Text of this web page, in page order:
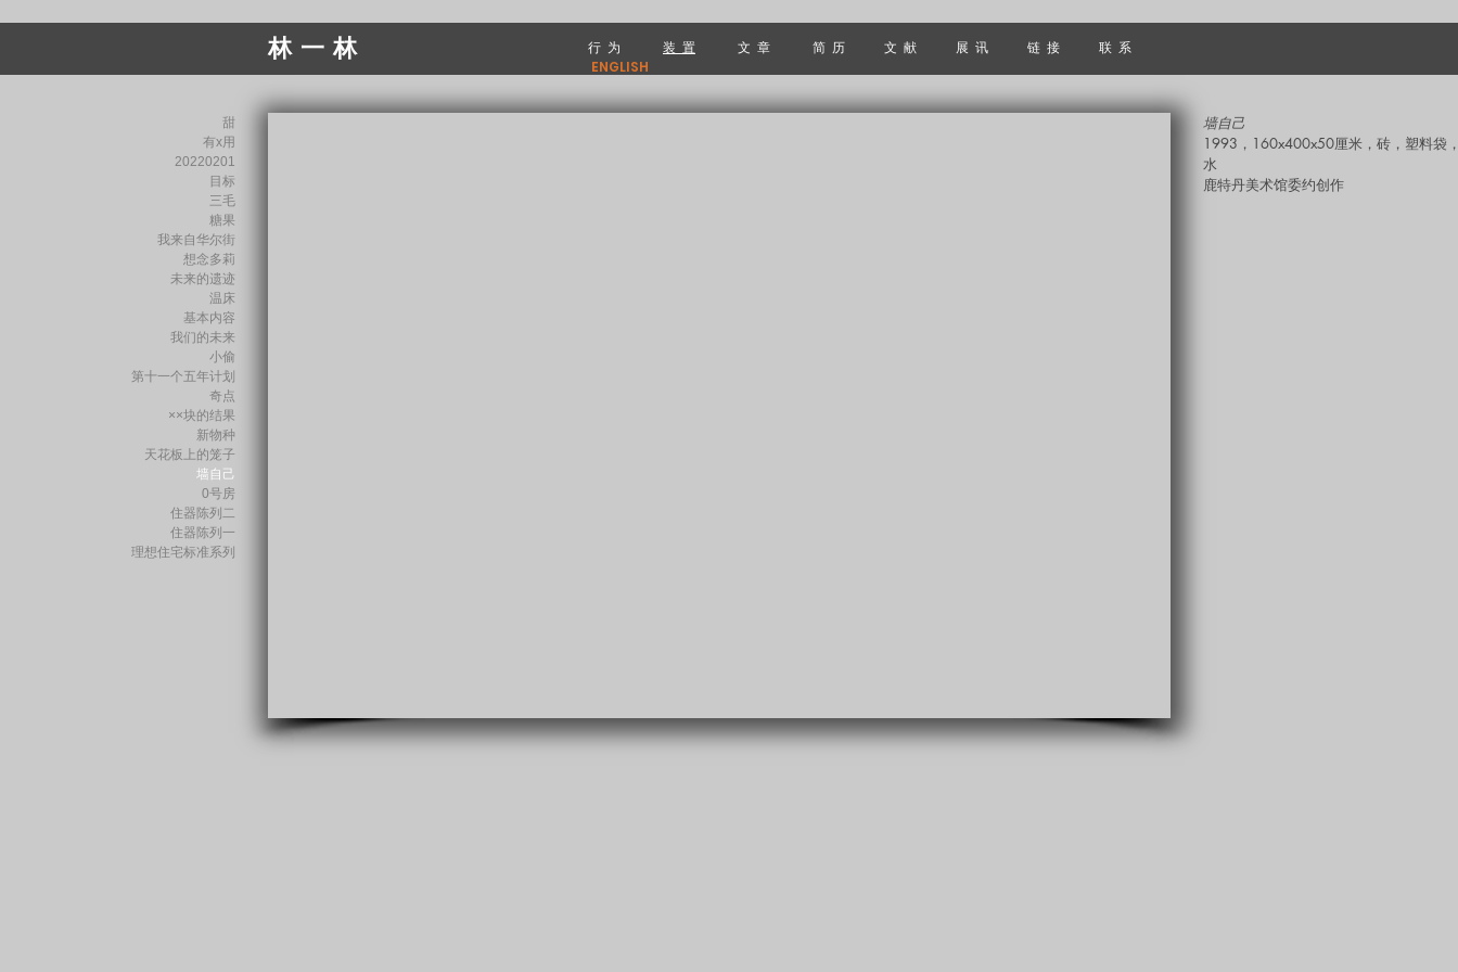
林 一 林 行 为 装 置 文 章 简 历 文 献 展 讯 链 接
联 系
ENGLISH
甜
有x用
20220201
目标
三毛
糖果
我来自华尔街
想念多莉
未来的遗迹
温床
基本内容
我们的未来
小偷
第十一个五年计划
奇点
××块的结果
新物种
天花板上的笼子
墙自己
0号房
住器陈列二
住器陈列一
理想住宅标准系列
墙自己
1993， 160x400x50厘米，砖，塑料袋
水
​鹿特丹美术馆委约创作